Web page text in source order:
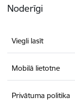
Noderīgi
Viegli lasīt
Mobilā lietotne
Privātuma politika